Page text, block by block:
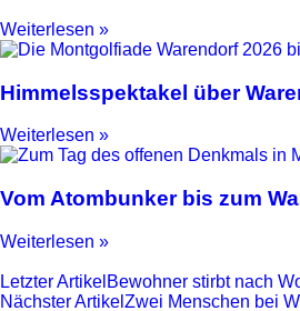
Weiterlesen »
Himmelsspektakel über
Weiterlesen »
Vom Atombunker bis zum
Weiterlesen »
Letzter Artikel Bewohner stirbt nach
Nächster Artikel Zwei Menschen bei